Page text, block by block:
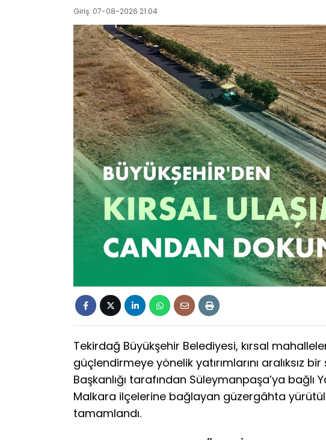
Giriş: 07-08-2026 21:04
Tekirdağ Büyükşehir Belediyesi, kırsal
güçlendirmeye yönelik yatırımlarını aralıksız
Başkanlığı tarafından Süleymanpaşa’ya bağlı
Malkara ilçelerine bağlayan güzergâhta
tamamlandı.